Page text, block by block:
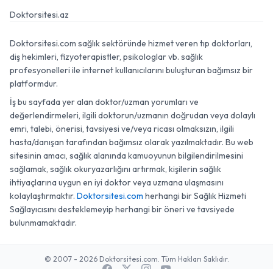
Doktorsitesi.az
Doktorsitesi.com sağlık sektöründe hizmet veren tıp doktorları,
diş hekimleri, fizyoterapistler, psikologlar vb. sağlık
profesyonelleri ile internet kullanıcılarını buluşturan bağımsız bir
platformdur.
İş bu sayfada yer alan doktor/uzman yorumları ve
değerlendirmeleri, ilgili doktorun/uzmanın doğrudan veya dolaylı
emri, talebi, önerisi, tavsiyesi ve/veya ricası olmaksızın, ilgili
hasta/danışan tarafından bağımsız olarak yazılmaktadır. Bu web
sitesinin amacı, sağlık alanında kamuoyunun bilgilendirilmesini
sağlamak, sağlık okuryazarlığını artırmak, kişilerin sağlık
ihtiyaçlarına uygun en iyi doktor veya uzmana ulaşmasını
kolaylaştırmaktır. Doktorsitesi.com herhangi bir Sağlık Hizmeti
Sağlayıcısını desteklemeyip herhangi bir öneri ve tavsiyede
bulunmamaktadır.
© 2007 - 2026 Doktorsitesi.com. Tüm Hakları Saklıdır.